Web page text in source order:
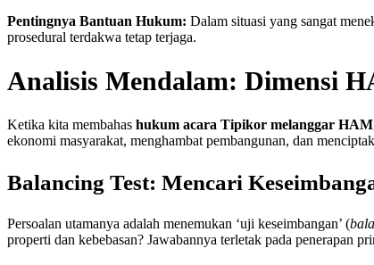
Pentingnya Bantuan Hukum: Dalam situasi yang sangat
prosedural terdakwa tetap terjaga.
Analisis Mendalam: Dimensi
Ketika kita membahas hukum acara Tipikor melanggar HAM
ekonomi masyarakat, menghambat pembangunan, dan
Balancing Test: Mencari
Persoalan utamanya adalah menemukan ‘uji keseimbangan’ (
properti dan kebebasan? Jawabannya terletak pada penerapan